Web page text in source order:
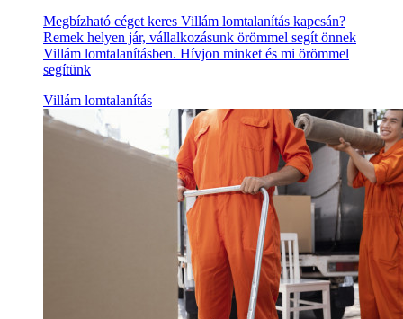
Megbízható céget keres Villám lomtalanítás kapcsán?
Remek helyen jár, vállalkozásunk örömmel segít önnek
Villám lomtalanításben. Hívjon minket és mi örömmel
segítünk
Villám lomtalanítás